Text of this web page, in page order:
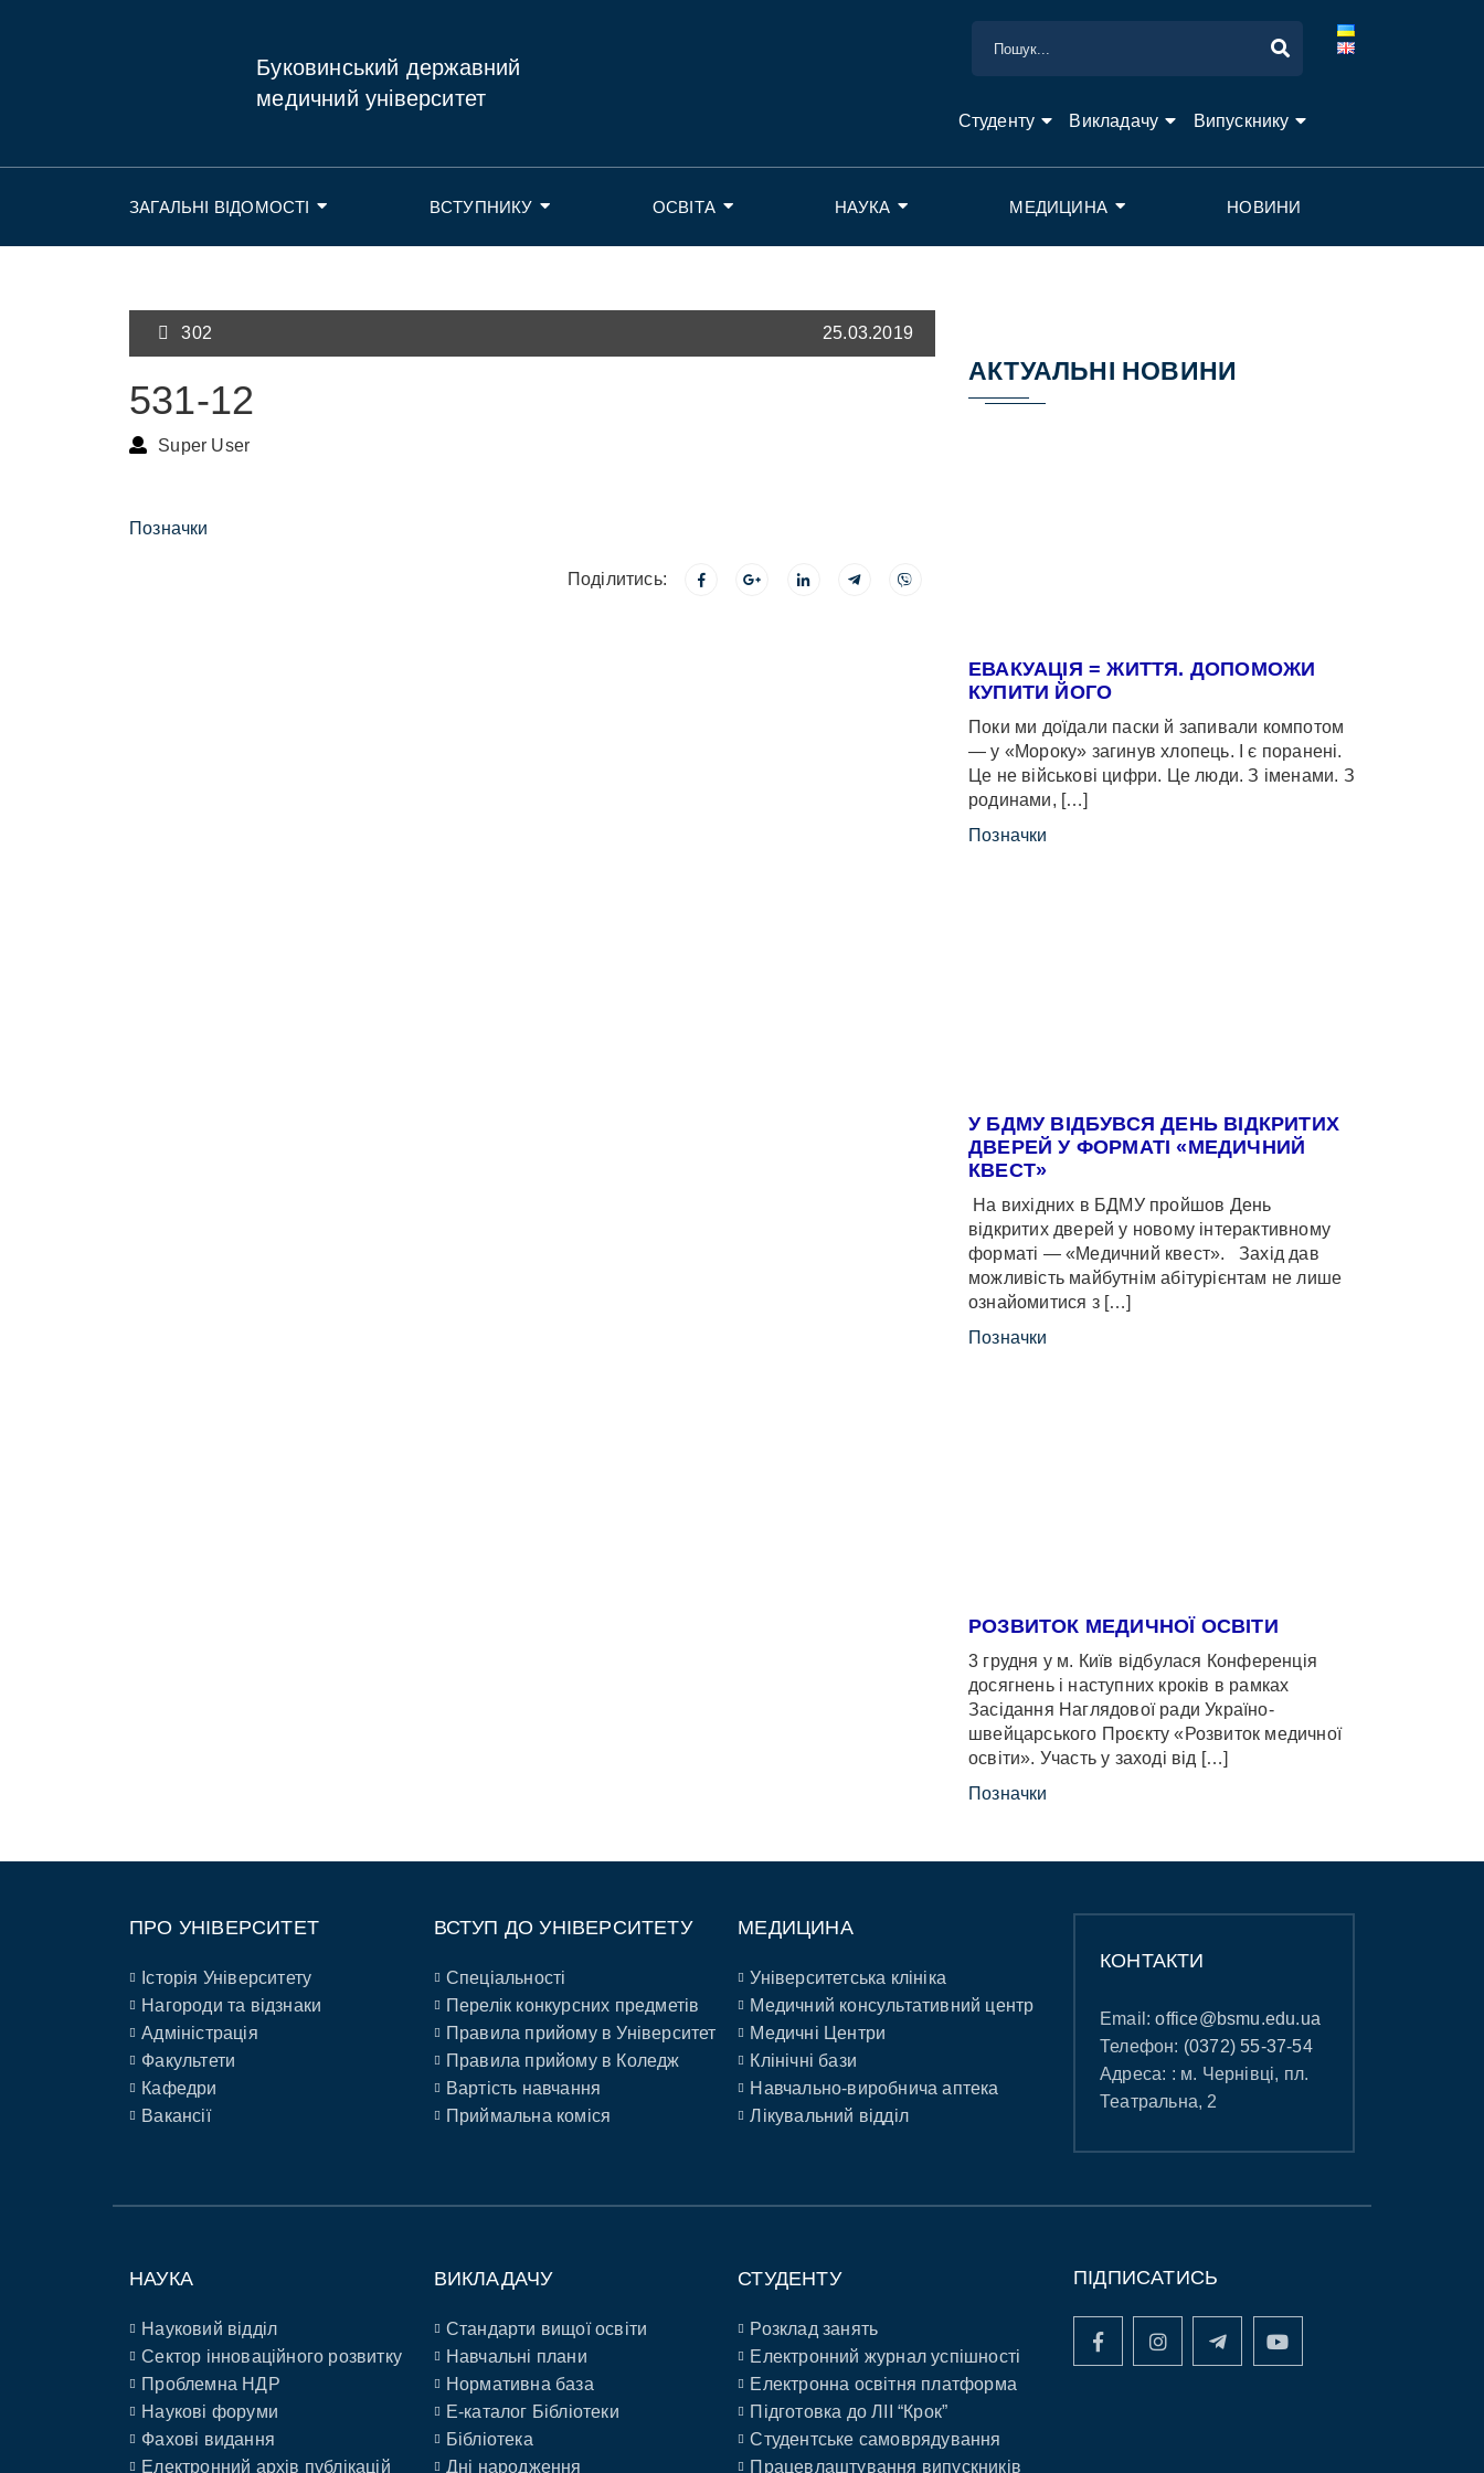
Буковинський державний
медичний університет
Студенту Викладачу Випускнику
ЗАГАЛЬНІ ВІДОМОСТІ ВСТУПНИКУ ОСВІТА НАУКА МЕДИЦИНА НОВИНИ
302 25.03.2019
531-12
Super User
Позначки
Поділитись:
АКТУАЛЬНІ НОВИНИ
ЕВАКУАЦІЯ = ЖИТТЯ. ДОПОМОЖИ
КУПИТИ ЙОГО
Поки ми доїдали паски й запивали компотом
— у «Мороку» загинув хлопець. І є поранені.
Це не військові цифри. Це люди. З іменами. З
родинами, […]
Позначки
У БДМУ ВІДБУВСЯ ДЕНЬ ВІДКРИТИХ
ДВЕРЕЙ У ФОРМАТІ «МЕДИЧНИЙ
КВЕСТ»
На вихідних в БДМУ пройшов День
відкритих дверей у новому інтерактивному
форматі — «Медичний квест». Захід дав
можливість майбутнім абітурієнтам не лише
ознайомитися з […]
Позначки
РОЗВИТОК МЕДИЧНОЇ ОСВІТИ
3 грудня у м. Київ відбулася Конференція
досягнень і наступних кроків в рамках
Засідання Наглядової ради Україно-
швейцарського Проєкту «Розвиток медичної
освіти». Участь у заході від […]
Позначки
ПРО УНІВЕРСИТЕТ
Історія Університету
Нагороди та відзнаки
Адміністрація
Факультети
Кафедри
Вакансії
ВСТУП ДО УНІВЕРСИТЕТУ
Спеціальності
Перелік конкурсних предметів
Правила прийому в Університет
Правила прийому в Коледж
Вартість навчання
Приймальна коміся
МЕДИЦИНА
Університетська клініка
Медичний консультативний центр
Медичні Центри
Клінічні бази
Навчально-виробнича аптека
Лікувальний відділ
КОНТАКТИ
Email:office@bsmu.edu.ua
Телефон: (0372) 55-37-54
Адреса: : м. Чернівці, пл.
Театральна, 2
НАУКА
Науковий відділ
Сектор інноваційного розвитку
Проблемна НДР
Наукові форуми
Фахові видання
Електронний архів публікацій
ВИКЛАДАЧУ
Стандарти вищої освіти
Навчальні плани
Нормативна база
E-каталог Бібліотеки
Бібліотека
Дні народження
СТУДЕНТУ
Розклад занять
Електронний журнал успішності
Електронна освітня платформа
Підготовка до ЛІІ “Крок”
Студентське самоврядування
Працевлаштування випускників
ПІДПИСАТИСЬ